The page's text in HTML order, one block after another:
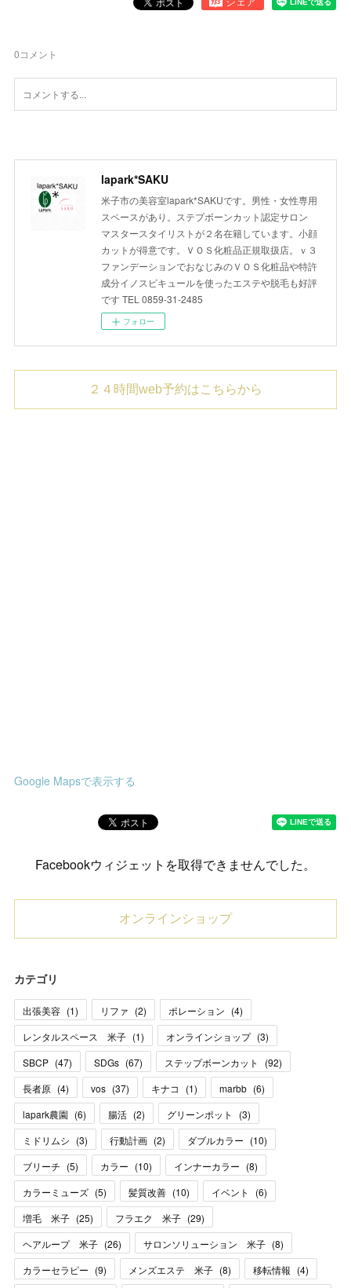
0コメント
lapark*SAKU
米子市の美容室lapark*SAKUです。男性・女性専用
スペースがあり。ステプボーンカット認定サロン
マスタースタイリストが２名在籍しています。小顔
カットが得意です。ＶＯＳ化粧品正規取扱店。ｖ３
ファンデーションでおなじみのＶＯＳ化粧品や特許
成分イノスピキュールを使ったエステや脱毛も好評
です TEL 0859-31-2485
フォロー
２４時間web予約はこちらから
Google Mapsで表示する
Facebookウィジェットを取得できませんでした。
オンラインショップ
カテゴリ
出張美容 (1) リファ (2) ポレーション (4)
レンタルスペース 米子 (1) オンラインショップ (3)
SBCP (47) SDGs (67) ステップボーンカット (92)
長者原 (4) vos (37) キナコ (1) marbb (6)
lapark農園 (6) 腸活 (2) グリーンポット (3)
ミドリムシ (3) 行動計画 (2) ダブルカラー (10)
ブリーチ (5) カラー (10) インナーカラー (8)
カラーミューズ (5) 髪質改善 (10) イベント (6)
増毛 米子 (25) フラエク 米子 (29)
ヘアループ 米子 (26) サロンソリューション 米子 (8)
カラーセラピー (9) メンズエステ 米子 (8) 移転情報 (4)